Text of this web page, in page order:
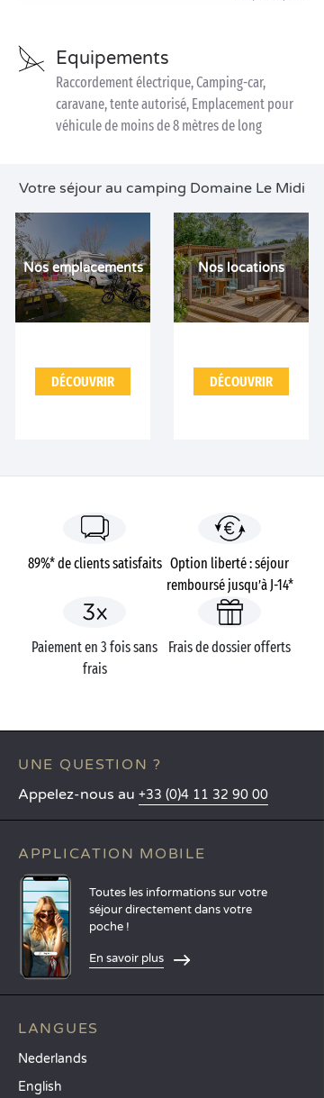
Equipements
Raccordement électrique, Camping-car,
caravane, tente autorisé, Emplacement pour
véhicule de moins de 8 mètres de long
Votre séjour au camping Domaine Le Midi
Nos emplacements
DÉCOUVRIR
Nos locations
DÉCOUVRIR
89%* de clients satisfaits Option liberté : séjour
remboursé jusqu’à J-14*
Paiement en 3 fois sans
frais
Frais de dossier offerts
UNE QUESTION ?
Appelez-nous au +33 (0)4 11 32 90 00
APPLICATION MOBILE
Toutes les informations sur votre
séjour directement dans votre
poche !
En savoir plus
LANGUES
Nederlands
English